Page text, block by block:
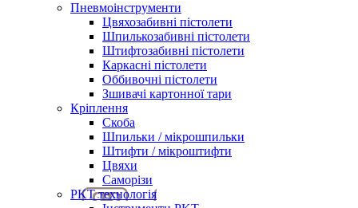
Пневмоінструменти
Цвяхозабивні пістолети
Шпилькозабивні пістолети
Штифтозабивні пістолети
Каркасні пістолети
Оббивочні пістолети
Зшивачі картонної тари
Кріплення
Скоба
Шпильки / мікрошпильки
Штифти / мікроштифти
Цвяхи
Саморізи
PKT технологія